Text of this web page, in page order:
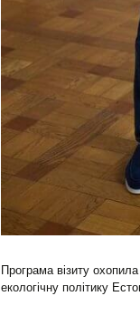
Програма візиту
екологічну політику